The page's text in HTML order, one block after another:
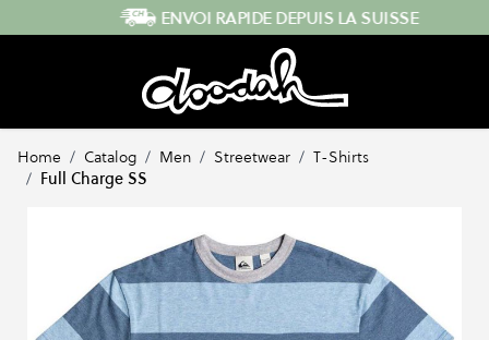
Skip to Content ENVOI RAPIDE DEPUIS LA SUISSE
Home / Catalog / Men / Streetwear / T-Shirts
/ Full Charge SS